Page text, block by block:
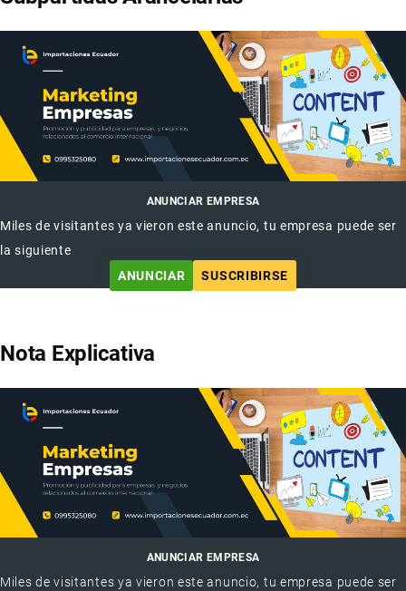
ANUNCIAR EMPRESA
Miles de visitantes ya vieron este anuncio, tu empresa puede ser
la siguiente
ANUNCIAR
SUSCRIBIRSE
Nota Explicativa
ANUNCIAR EMPRESA
Miles de visitantes ya vieron este anuncio, tu empresa puede ser